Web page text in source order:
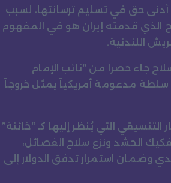
حق في تسليم ترسانتها، لسبب
الذي قدمته إيران هو في المفهوم
اللندنية.
جاء حصراً من “نائب الإمام
سلطة مدعومة أمريكياً يمثل خروجاً
التي يُنظر إليها كـ “خائنة”
الحشد ونزع سلاح الفصائل،
استمرار تدفق الدولار إلى